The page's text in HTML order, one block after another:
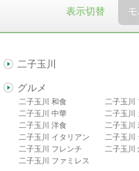
表示切替
二子玉川
グルメ
二子玉川 和食
二子玉川 中華
二子玉川 洋食
二子玉川 イタリアン
二子玉川 フレンチ
二子玉川 ファミレス
二子玉川
二子玉川
二子玉川
二子玉川
二子玉川